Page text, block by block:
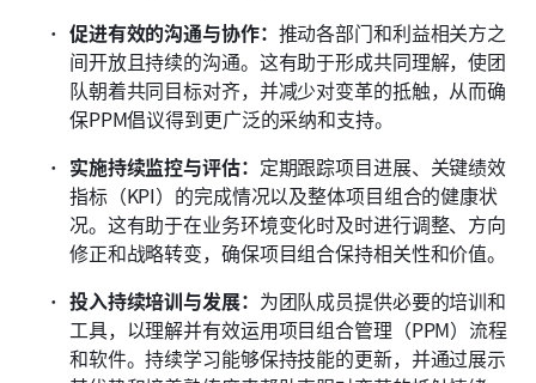
促进有效的沟通与协作： 推动各部门和利益相关方之
间开放且持续的沟通。这有助于形成共同理解，使团
队朝着共同目标对齐，并减少对变革的抵触，从而确
保PPM倡议得到更广泛的采纳和支持。
实施持续监控与评估： 定期跟踪项目进展、关键绩效
指标（KPI）的完成情况以及整体项目组合的健康状
况。这有助于在业务环境变化时及时进行调整、方向
修正和战略转变，确保项目组合保持相关性和价值。
投入持续培训与发展： 为团队成员提供必要的培训和
工具，以理解并有效运用项目组合管理（PPM）流程
和软件。持续学习能够保持技能的更新，并通过展示